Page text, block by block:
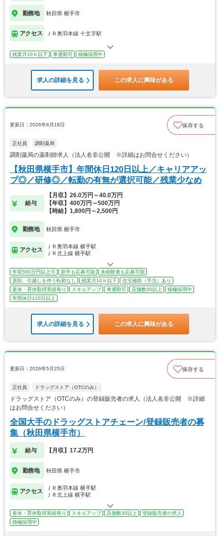
勤務地 秋田県 横手市
アクセス ＪＲ奥羽本線 十文字駅
残業月10ｈ以下 車通勤可 積極採用中
求人の詳細を見る この求人に興味がある
更新日：2026年6月18日 保存する
正社員 調剤薬局
調剤薬局の薬剤師求人（法人名非公開 ※詳細はお問合せください）
【秋田県横手市】年間休日120日以上／キャリアアッ
プ◎／研修◎／転勤の有無が選択可能／残業少なめ
給与
【月収】26.0万円～40.0万円
【年収】400万円～500万円
【時給】1,800円～2,500円
勤務地 秋田県 横手市
アクセス
ＪＲ奥羽本線 横手駅
ＪＲ北上線 横手駅
年収500万円以上可 新卒も応募可能
未経験者も応募可能
原則、引越しを伴う転勤なし
残業月10ｈ以下
住宅補助（手当）あり
産休・育休取得実績有り
スキルアップ 車通勤可 店舗数30以上
積極採用中
年間休日120日以上
求人の詳細を見る この求人に興味がある
更新日：2026年5月25日 保存する
正社員 ドラッグストア（OTCのみ）
ドラッグストア（OTCのみ）の登録販売者の求人（法人名非公開 ※詳細
はお問合せください）
全国大手のドラッグストアチェーン/登録販売者の募
集（秋田県横手市）
給与 【月収】17.2万円
勤務地 秋田県 横手市
アクセス
ＪＲ奥羽本線 横手駅
ＪＲ北上線 横手駅
産休・育休取得実績有り スキルアップ 店舗数30以上
登録販売者の求人
積極採用中